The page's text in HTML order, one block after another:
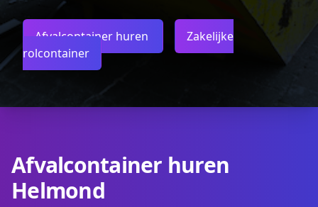
Afvalcontainer huren
Zakelijke
rolcontainer
Afvalcontainer huren
Helmond